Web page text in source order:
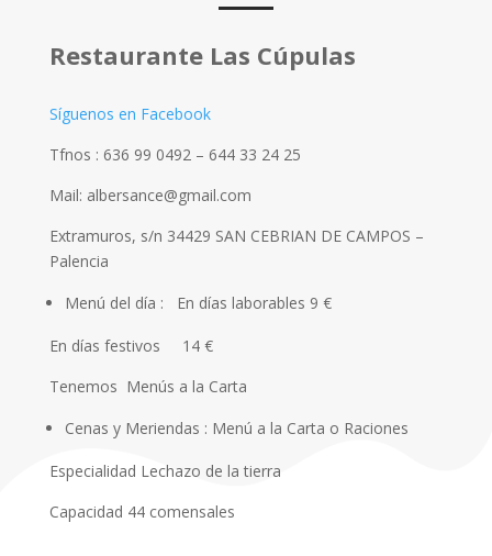
Restaurante Las Cúpulas
Síguenos en Facebook
Tfnos : 636 99 0492 – 644 33 24 25
Mail: albersance@gmail.com
Extramuros, s/n 34429 SAN CEBRIAN DE CAMPOS –
Palencia
Menú del día : En días laborables 9 €
En días festivos 14 €
Tenemos Menús a la Carta
Cenas y Meriendas : Menú a la Carta o Raciones
Especialidad Lechazo de la tierra
Capacidad 44 comensales